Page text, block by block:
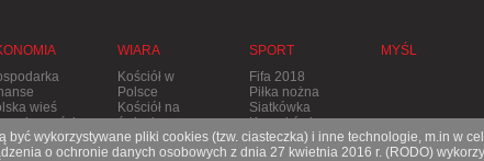
wieś
WIARA
Kościół w
Polsce
Kościół na
świecie
Stolica
Apostolska
SPORT
Fifa 2018
Piłka nożna
Siatkówka
Koszykówka
Tenis
Pozostałe
MYŚL
wykorzystywane pliki cookies (tzw. ciasteczka) i inne technologie, m.in w
o ochronie danych osobowych z dnia 27 kwietnia 2016 r. (RODO)